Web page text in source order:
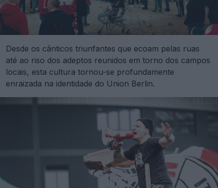
Desde os cânticos triunfantes que ecoam pelas ruas
até ao riso dos adeptos reunidos em torno dos campos
locais, esta cultura tornou-se profundamente
enraizada na identidade do Union Berlin.